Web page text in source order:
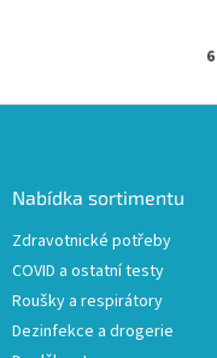
6
Nabídka sortimentu
Zdravotnické potřeby
COVID a ostatní testy
Roušky a respirátory
Dezinfekce a drogerie